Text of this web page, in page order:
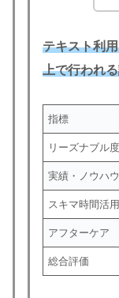
テキスト利用
上で行われ
指標
リーズナ
実績・ノウハウ
スキマ時間活用
アフターケア
総合評価